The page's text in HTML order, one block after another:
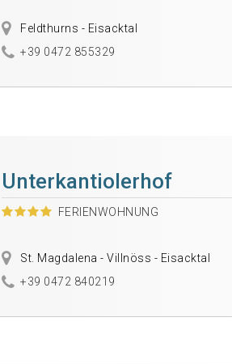
Feldthurns - Eisacktal
+39 0472 855329
Unterkantiolerhof
FERIENWOHNUNG
St. Magdalena - Villnöss - Eisacktal
+39 0472 840219